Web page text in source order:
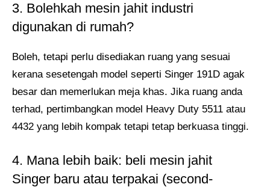
3. Bolehkah mesin jahit industri
digunakan di rumah?
Boleh, tetapi perlu disediakan ruang yang sesuai
kerana sesetengah model seperti Singer 191D agak
besar dan memerlukan meja khas. Jika ruang anda
terhad, pertimbangkan model Heavy Duty 5511 atau
4432 yang lebih kompak tetapi tetap berkuasa tinggi.
4. Mana lebih baik: beli mesin jahit
Singer baru atau terpakai (second-